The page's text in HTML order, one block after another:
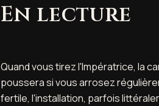
En lecture
Quand vous tirez l'Impératrice, la
poussera si vous arrosez
fertile, l'installation, parfois